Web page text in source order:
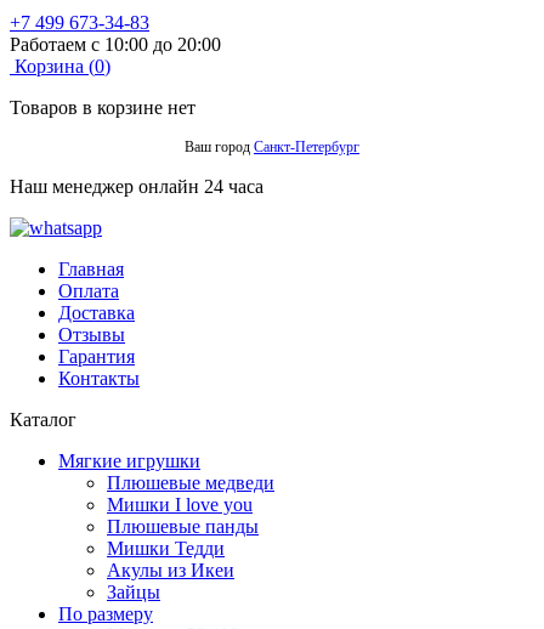
+7 499 673-34-83
Работаем с 10:00 до 20:00
Корзина (0)
Товаров в корзине нет
Ваш город Санкт-Петербург
Наш менеджер онлайн 24 часа
Главная
Оплата
Доставка
Отзывы
Гарантия
Контакты
Каталог
Мягкие игрушки
Плюшевые медведи
Мишки I love you
Плюшевые панды
Мишки Тедди
Акулы из Икеи
Зайцы
По размеру